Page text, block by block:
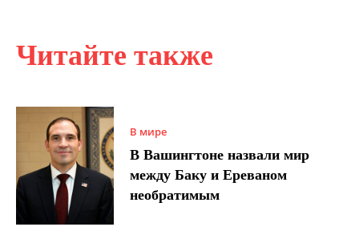
Читайте также
В мире
В Вашингтоне назвали мир
между Баку и Ереваном
необратимым